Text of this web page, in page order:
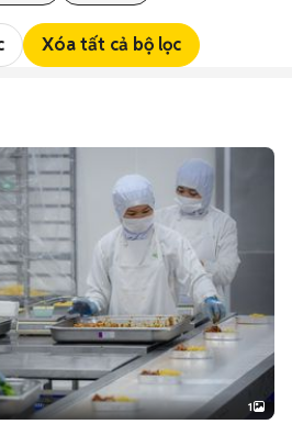
Xóa tất cả bộ lọc
1